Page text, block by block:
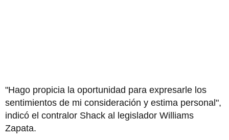
"Hago propicia la oportunidad para expresarle los
sentimientos de mi consideración y estima personal",
indicó el contralor Shack al legislador Williams
Zapata.